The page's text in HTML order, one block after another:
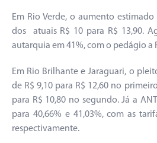
Em Rio Verde, o aumento
dos atuais R$ 10 para R$ 13,90.
autarquia em 41%, com o pedágio a
Em Rio Brilhante e Jaraguari, o
de R$ 9,10 para R$ 12,60 no
para R$ 10,80 no segundo. Já a
para 40,66% e 41,03%, com as
respectivamente.